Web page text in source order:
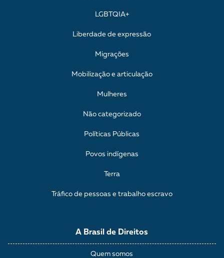
A Brasil de Direitos
Quem somos
LGBTQIA+
Liberdade de expressão
Migrações
Mobilização e articulação
Mulheres
Não categorizado
Políticas Públicas
Povos indígenas
Terra
Tráfico de pessoas e trabalho escravo